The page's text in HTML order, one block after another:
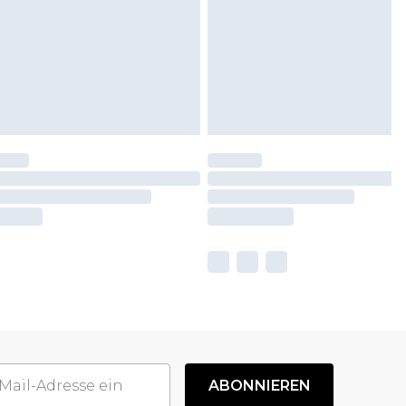
ABONNIEREN